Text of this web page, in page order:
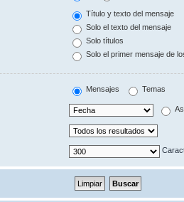
Título y texto del mensaje
Solo el texto del mensaje
Solo títulos
Solo el primer mensaje de
Mensajes Temas